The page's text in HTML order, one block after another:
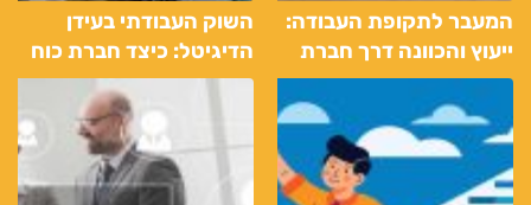
המעבר לתקופת העבודה:
ייעוץ והכוונה דרך חברת
כוח אדם
השוק העבודתי בעידן
הדיגיטל: כיצד חברת כוח
אדם משפרת את חוויית